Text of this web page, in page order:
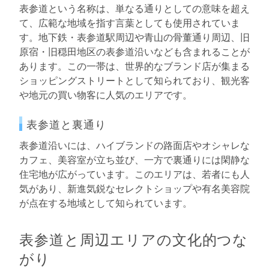
表参道という名称は、単なる通りとしての意味を超え
て、広範な地域を指す言葉としても使用されていま
す。地下鉄・表参道駅周辺や青山の骨董通り周辺、旧
原宿・旧穏田地区の表参道沿いなども含まれることが
あります。この一帯は、世界的なブランド店が集まる
ショッピングストリートとして知られており、観光客
や地元の買い物客に人気のエリアです。
表参道と裏通り
表参道沿いには、ハイブランドの路面店やオシャレな
カフェ、美容室が立ち並び、一方で裏通りには閑静な
住宅地が広がっています。このエリアは、若者にも人
気があり、新進気鋭なセレクトショップや有名美容院
が点在する地域として知られています。
表参道と周辺エリアの文化的つな
がり